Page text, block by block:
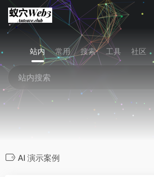
站内 常用 搜索 工具 社区
AI 演示案例